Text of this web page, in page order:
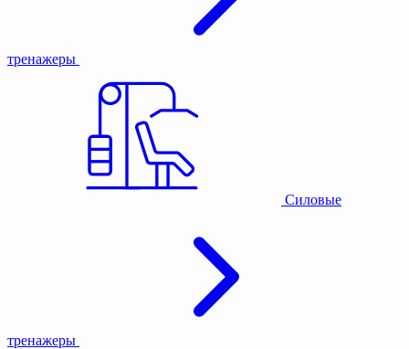
тренажеры
Силовые
тренажеры